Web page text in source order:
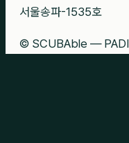
서울송파-1535호
© SCUBAble —